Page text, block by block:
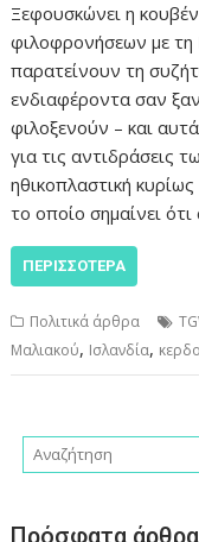
Ξεφουσκώνει η
φιλοφρονήσεων με τη
παρατείνουν τη
ενδιαφέροντα σαν
φιλοξενούν – και
για τις αντιδράσεις
ηθικοπλαστική
το οποίο σημαίνει
ΠΕΡΙΣΣΌΤΕΡΑ
Πολιτικά άρθρα
Μαλιακού, Ισλανδία,